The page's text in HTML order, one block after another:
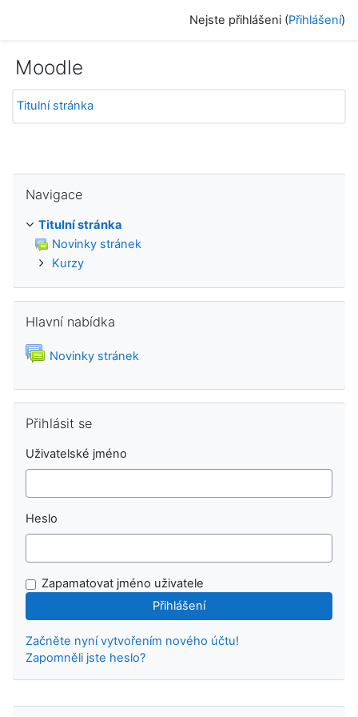
Nejste přihlášeni (Přihlášení)
Moodle
Titulní stránka
Navigace
Titulní stránka
Novinky stránek
Kurzy
Hlavní nabídka
Novinky stránekFórum
Přihlásit se
Uživatelské jméno
Heslo
Zapamatovat jméno uživatele
Začněte nyní vytvořením nového účtu!
Zapomněli jste heslo?